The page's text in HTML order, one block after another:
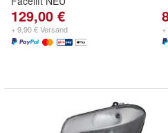
129,00 €
+ 9,90 € Versand